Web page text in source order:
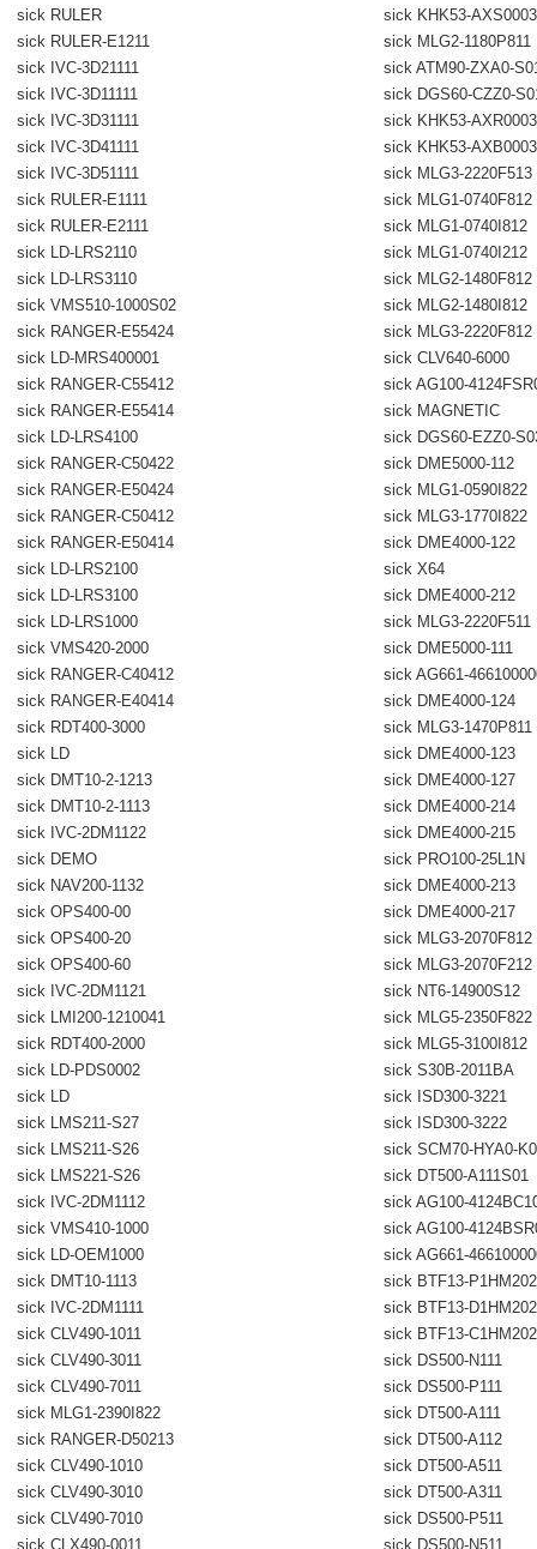
sick RULER
sick KHK53-
sick RULER-E1211
sick MLG2-1180P811
sick IVC-3D21111
sick ATM90-ZXA0-
sick IVC-3D11111
sick DGS60-CZZ0-
sick IVC-3D31111
sick KHK53-
sick IVC-3D41111
sick KHK53-
sick IVC-3D51111
sick MLG3-2220F513
sick RULER-E1111
sick MLG1-0740F812
sick RULER-E2111
sick MLG1-0740I812
sick LD-LRS2110
sick MLG1-0740I212
sick LD-LRS3110
sick MLG2-1480F812
sick VMS510-1000S02
sick MLG2-1480I812
sick RANGER-E55424
sick MLG3-2220F812
sick LD-MRS400001
sick CLV640-6000
sick RANGER-C55412
sick AG100-
sick RANGER-E55414
sick MAGNETIC
sick LD-LRS4100
sick DGS60-EZZ0-
sick RANGER-C50422
sick DME5000-112
sick RANGER-E50424
sick MLG1-0590I822
sick RANGER-C50412
sick MLG3-1770I822
sick RANGER-E50414
sick DME4000-122
sick LD-LRS2100
sick X64
sick LD-LRS3100
sick DME4000-212
sick LD-LRS1000
sick MLG3-2220F511
sick VMS420-2000
sick DME5000-111
sick RANGER-C40412
sick AG661-
sick RANGER-E40414
sick DME4000-124
sick RDT400-3000
sick MLG3-1470P811
sick LD
sick DME4000-123
sick DMT10-2-1213
sick DME4000-127
sick DMT10-2-1113
sick DME4000-214
sick IVC-2DM1122
sick DME4000-215
sick DEMO
sick PRO100-25L1N
sick NAV200-1132
sick DME4000-213
sick OPS400-00
sick DME4000-217
sick OPS400-20
sick MLG3-2070F812
sick OPS400-60
sick MLG3-2070F212
sick IVC-2DM1121
sick NT6-14900S12
sick LMI200-1210041
sick MLG5-2350F822
sick RDT400-2000
sick MLG5-3100I812
sick LD-PDS0002
sick S30B-2011BA
sick LD
sick ISD300-3221
sick LMS211-S27
sick ISD300-3222
sick LMS211-S26
sick SCM70-HYA0-
sick LMS221-S26
sick DT500-A111S01
sick IVC-2DM1112
sick AG100-
sick VMS410-1000
sick AG100-
sick LD-OEM1000
sick AG661-
sick DMT10-1113
sick BTF13-
sick IVC-2DM1111
sick BTF13-
sick CLV490-1011
sick BTF13-
sick CLV490-3011
sick DS500-N111
sick CLV490-7011
sick DS500-P111
sick MLG1-2390I822
sick DT500-A111
sick RANGER-D50213
sick DT500-A112
sick CLV490-1010
sick DT500-A511
sick CLV490-3010
sick DT500-A311
sick CLV490-7010
sick DS500-P511
sick CLX490-0011
sick DS500-N511